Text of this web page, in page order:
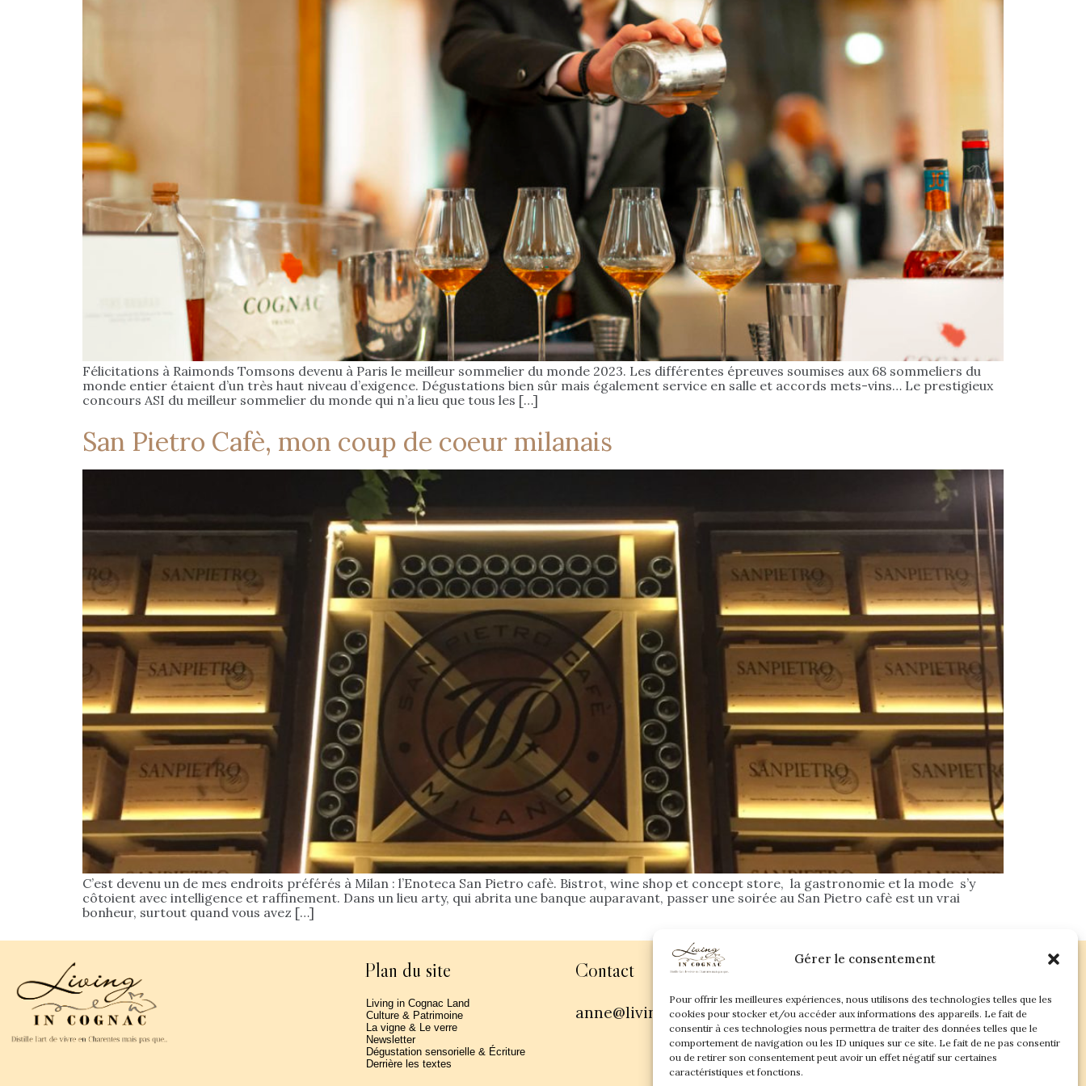
Gérer le consentement
Pour offrir les meilleures expériences, nous utilisons des technologies telles que les
cookies pour stocker et/ou accéder aux informations des appareils. Le fait de
consentir à ces technologies nous permettra de traiter des données telles que le
comportement de navigation ou les ID uniques sur ce site. Le fait de ne pas consentir
ou de retirer son consentement peut avoir un effet négatif sur certaines
caractéristiques et fonctions.
Félicitations à Raimonds Tomsons devenu à Paris le meilleur sommelier du monde 2023. Les différentes épreuves soumises aux 68 sommeliers du
monde entier étaient d’un très haut niveau d’exigence. Dégustations bien sûr mais également service en salle et accords mets-vins… Le prestigieux
concours ASI du meilleur sommelier du monde qui n’a lieu que tous les […]
San Pietro Cafè, mon coup de coeur milanais
C’est devenu un de mes endroits préférés à Milan : l’Enoteca San Pietro cafè. Bistrot, wine shop et concept store, la gastronomie et la mode s’y
côtoient avec intelligence et raffinement. Dans un lieu arty, qui abrita une banque auparavant, passer une soirée au San Pietro cafè est un vrai
bonheur, surtout quand vous avez […]
Plan du site
Living in Cognac Land
Culture & Patrimoine
La vigne & Le verre
Newsletter
Dégustation sensorielle & Écriture
Derrière les textes
Contact
anne@livingincognac.com